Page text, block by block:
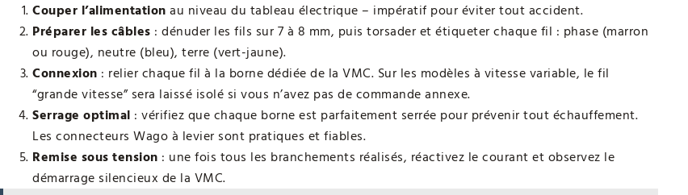
Couper l’alimentation au niveau du tableau électrique – impératif pour éviter tout accident.
Préparer les câbles : dénuder les fils sur 7 à 8 mm, puis torsader et étiqueter chaque fil : phase (marron
ou rouge), neutre (bleu), terre (vert-jaune).
Connexion : relier chaque fil à la borne dédiée de la VMC. Sur les modèles à vitesse variable, le fil
“grande vitesse” sera laissé isolé si vous n’avez pas de commande annexe.
Serrage optimal : vérifiez que chaque borne est parfaitement serrée pour prévenir tout échauffement.
Les connecteurs Wago à levier sont pratiques et fiables.
Remise sous tension : une fois tous les branchements réalisés, réactivez le courant et observez le
démarrage silencieux de la VMC.